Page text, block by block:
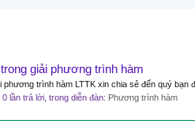
giải phương trình hàm
phương trình hàm LTTK xin chia sẻ đến quý bạn
, 0 lần trả lời, trong diễn đàn: Phương trình hàm